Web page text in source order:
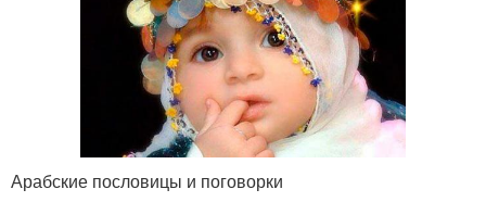
Арабские пословицы и поговорки